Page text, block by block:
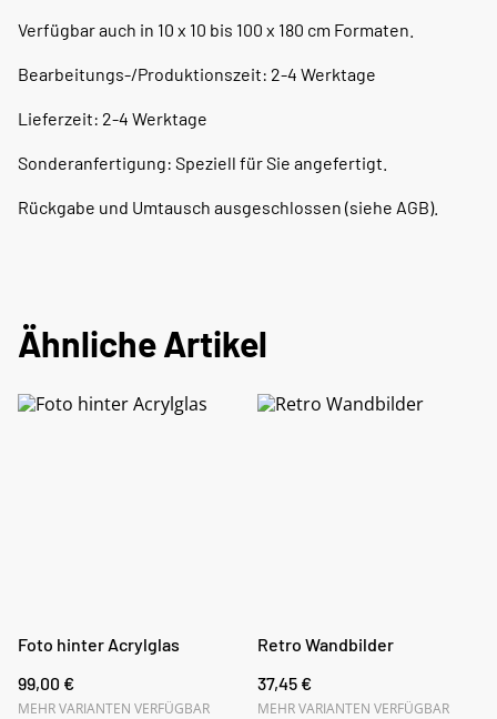
Verfügbar auch in 10 x 10 bis 100 x 180 cm Formaten.
Bearbeitungs-/Produktionszeit: 2-4 Werktage
Lieferzeit: 2-4 Werktage
Sonderanfertigung: Speziell für Sie angefertigt.
Rückgabe und Umtausch ausgeschlossen (siehe AGB).
Ähnliche Artikel
Foto hinter Acrylglas
99,00 €
MEHR VARIANTEN VERFÜGBAR
Retro Wandbilder
37,45 €
MEHR VARIANTEN VERFÜGBAR